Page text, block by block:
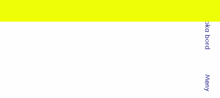
Boka bord
Meny